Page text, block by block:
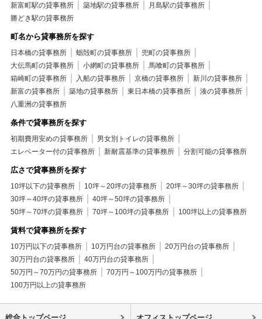
新富町駅の貸事務所
築地駅の貸事務所
月島駅の貸事務所
勝どき駅の貸事務所
町名から貸事務所を探す
日本橋の貸事務所 蛎殻町の貸事務所
兜町の貸事務所
大伝馬町の貸事務所
小網町の貸事務所
馬喰町の貸事務所
箱崎町の貸事務所
入船の貸事務所 京橋の貸事務所
新川の貸事務所
新富の貸事務所
築地の貸事務所 東日本橋の貸事務所
湊の貸事務所
八重洲の貸事務所
条件で貸事務所を探す
初期費用安めの貸事務所
男女別トイレの貸事務所
エレベーター付の貸事務所
新耐震基準の貸事務所 分割可能の貸事務所
広さで貸事務所を探す
10坪以下の貸事務所 10坪～20坪の貸事務所
20坪～30坪の貸事務所
30坪～40坪の貸事務所
40坪～50坪の貸事務所
50坪～70坪の貸事務所
70坪～100坪の貸事務所 100坪以上の貸事務所
賃料で貸事務所を探す
10万円以下の貸事務所 10万円台の貸事務所
20万円台の貸事務所
30万円台の貸事務所
40万円台の貸事務所
50万円～70万円の貸事務所
70万円～100万円の貸事務所
100万円以上の貸事務所